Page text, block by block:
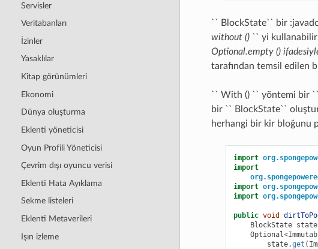
Servisler
Veritabanları
İzinler
Yasaklılar
Kitap görünümleri
Ekonomi
Dünya oluşturma
Eklenti yöneticisi
Oyun Profili Yöneticisi
Çevrim dışı oyuncu verisi
Eklenti Hata Ayıklama
Sekme listeleri
Eklenti Metaverileri
Işın izleme
`` BlockState`` bir
without ()`` yi
Optional.empty ()
tarafından temsil edilen
`` With () `` yöntemi bir
bir `` BlockState``
herhangi bir kir bloğunu
import
import
import
import
public void
BlockState state
Optional<
state.get (